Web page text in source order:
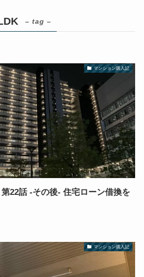
– tag –
マンション購入記
22話 -その後- 住宅ローン借換を
マンション購入記